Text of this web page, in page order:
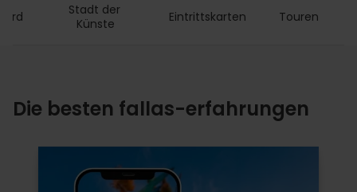
Stadt der
Künste
Eintrittskarten Touren
Die besten fallas-erfahrungen